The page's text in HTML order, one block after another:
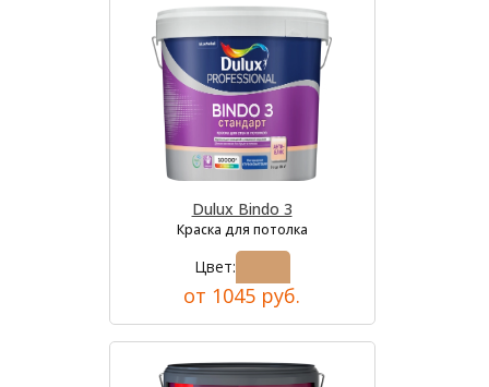
Dulux Bindo 3
Краска для потолка
Цвет:
от 1045 руб.